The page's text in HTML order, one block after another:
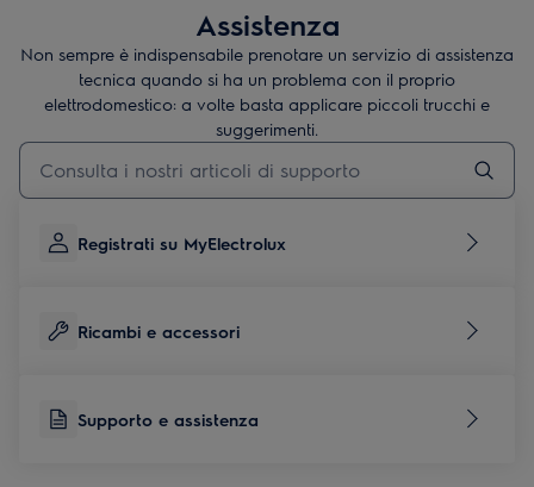
Assistenza
Non sempre è indispensabile prenotare un servizio di assistenza
tecnica quando si ha un problema con il proprio
elettrodomestico: a volte basta applicare piccoli trucchi e
suggerimenti.
Digita per cercare articoli di supporto
Registrati su MyElectrolux
Ricambi e accessori
Supporto e assistenza